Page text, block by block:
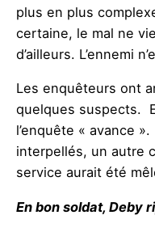
plus en plus
certaine, le mal ne
d’ailleurs. L’ennemi
Les enquêteurs ont
quelques suspects.
l’enquête « avance
interpellés, un autre
service aurait été
En bon soldat, Deby